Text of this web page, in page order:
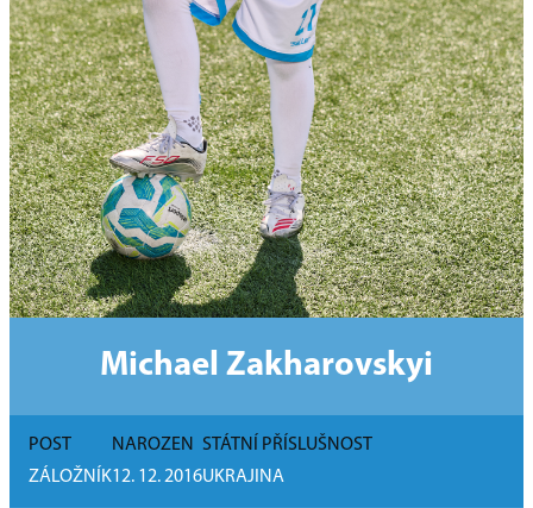
Michael Zakharovskyi
POST
ZÁLOŽNÍK
NAROZEN
12. 12. 2016
STÁTNÍ PŘÍSLUŠNOST
UKRAJINA